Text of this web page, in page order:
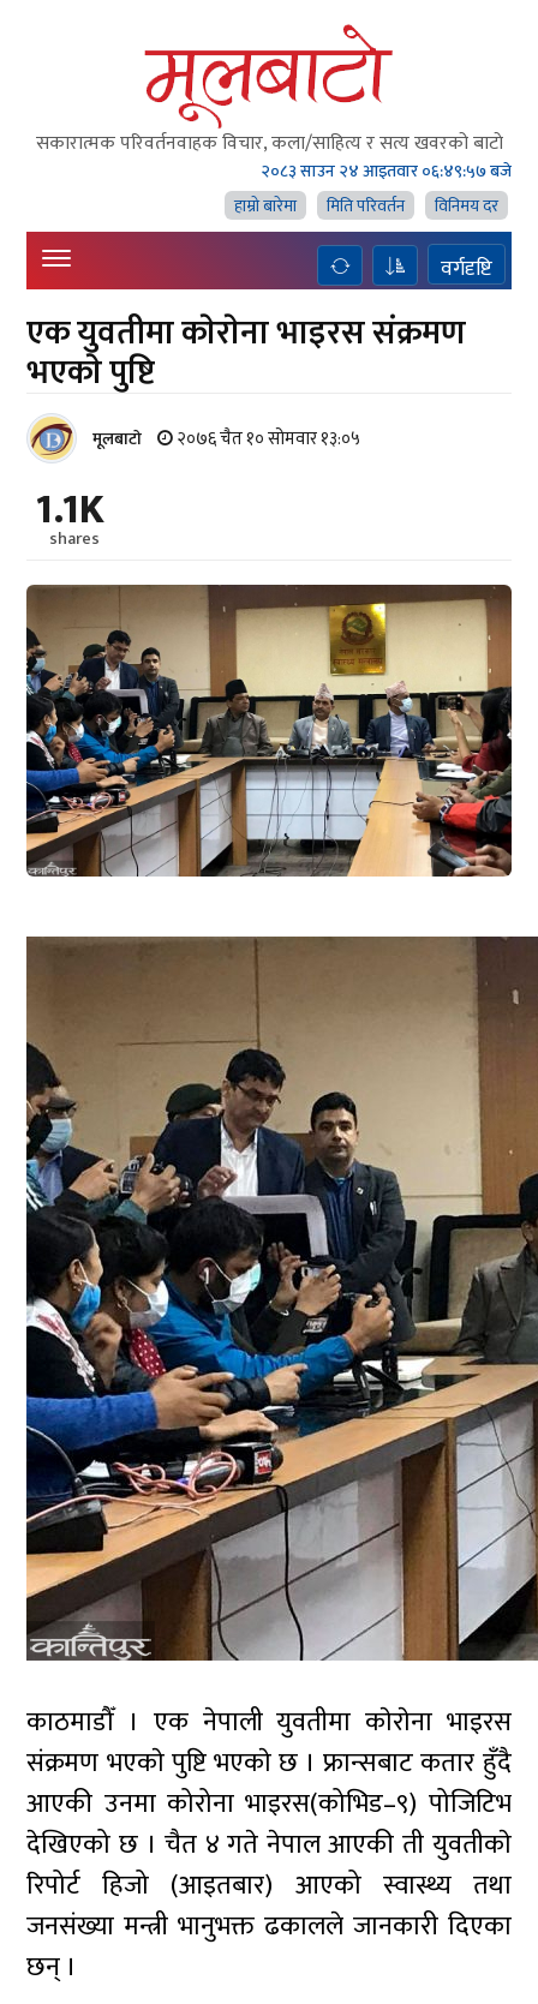
सकारात्मक परिवर्तनवाहक विचार, कला/साहित्य र सत्य खवरको बाटाे
२०८३ साउन २४ आइतवार०६:४९:५८ बजे
हाम्राे बारेमा
मिति परिवर्तन विनिमय दर
वर्गदृष्टि
एक युवतीमा काेराेना भाइरस संक्रमण
भएकाे पुष्टि
मूलबाटाे २०७६ चैत १० सोमवार १३:०५
1.1K
shares
काठमाडौँ । एक नेपाली युवतीमा काेराेना भाइरस
संक्रमण भएकाे पुष्टि भएकाे छ । फ्रान्सबाट कतार हुँदै
आएकी उनमा कोरोना भाइरस(कोभिड–९) पोजिटिभ
देखिएको छ । चैत ४ गते नेपाल आएकी ती युवतीकाे
रिपोर्ट हिजो (आइतबार) आएको स्वास्थ्य तथा
जनसंख्या मन्त्री भानुभक्त ढकालले जानकारी दिएका
छन् ।